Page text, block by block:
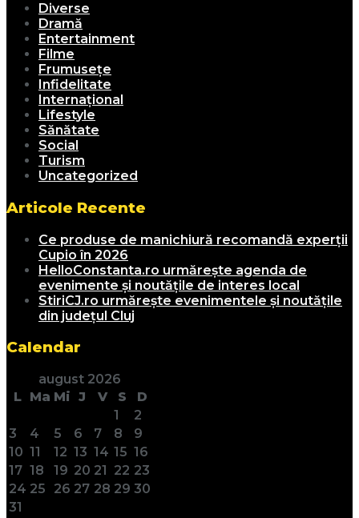
Diverse
Dramă
Entertainment
Filme
Frumusețe
Infidelitate
Internațional
Lifestyle
Sănătate
Social
Turism
Uncategorized
Articole Recente
Ce produse de manichiură recomandă experții
Cupio în 2026
HelloConstanta.ro urmărește agenda de
evenimente și noutățile de interes local
StiriCJ.ro urmărește evenimentele și noutățile
din județul Cluj
Calendar
august 2026
L Ma Mi J V S
D
1
2
3
4 5 6 7 8
9
10 11 12 13 14 15 16
17 18 19 20 21 22 23
24 25 26 27 28 29 30
31